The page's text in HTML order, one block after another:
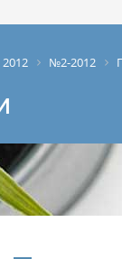
2012 №2-2012